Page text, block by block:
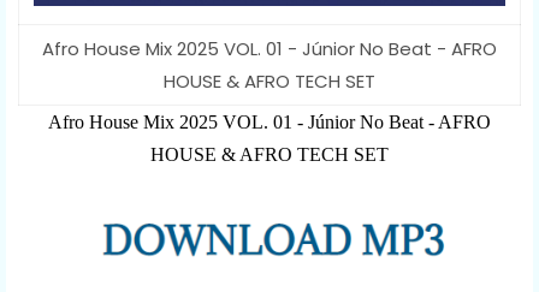
Afro House Mix 2025 VOL. 01 - Júnior No Beat - AFRO
HOUSE & AFRO TECH SET
Afro House Mix 2025 VOL. 01 - Júnior No Beat - AFRO
HOUSE & AFRO TECH SET